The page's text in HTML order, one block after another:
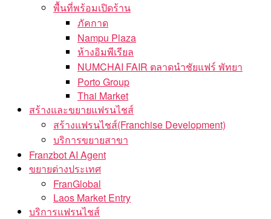
พื้นที่พร้อมเปิดร้าน
ภัคกาด
Nampu Plaza
ห้างอิมพีเรียล
NUMCHAI FAIR ตลาดนำชัยแฟร์ พัทยา
Porto Group
Thai Market
สร้างและขยายแฟรนไชส์
สร้างแฟรนไชส์(Franchise Development)
บริการขยายสาขา
Franzbot AI Agent
ขยายต่างประเทศ
FranGlobal
Laos Market Entry
บริการแฟรนไชส์